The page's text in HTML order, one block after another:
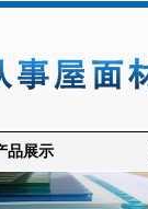
品展示